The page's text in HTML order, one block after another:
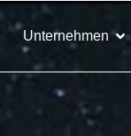
Unternehmen